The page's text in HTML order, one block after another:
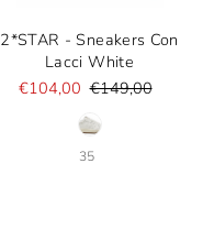
2*STAR - Sneakers Con
Lacci White
€104,00 €149,00
35